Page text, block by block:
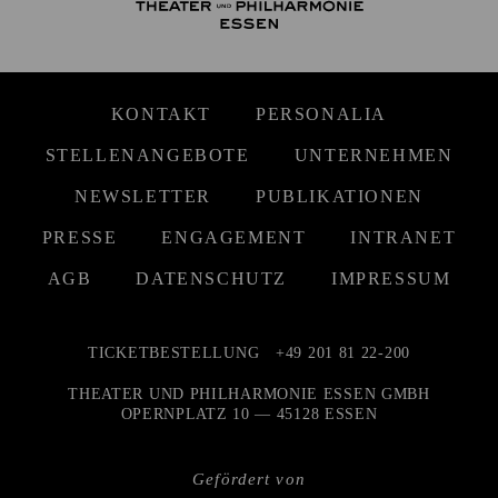
KONTAKT PERSONALIA
STELLENANGEBOTE UNTERNEHMEN
NEWSLETTER PUBLIKATIONEN
PRESSE ENGAGEMENT INTRANET
AGB DATENSCHUTZ IMPRESSUM
Gefördert von
TICKETBESTELLUNG +49 201 81 22-200
THEATER UND PHILHARMONIE ESSEN GMBH
OPERNPLATZ 10 — 45128 ESSEN